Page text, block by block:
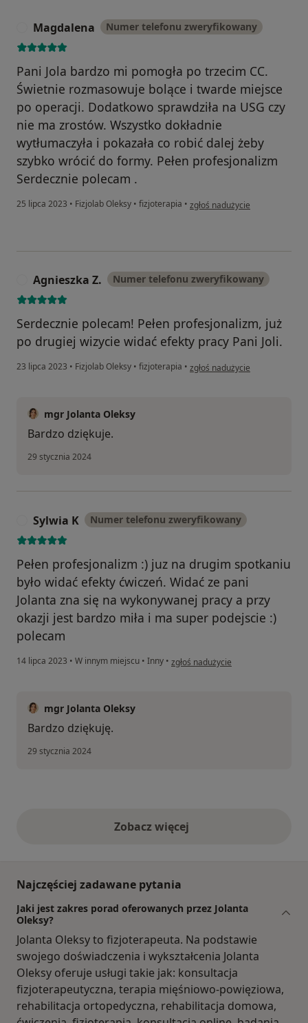
Magdalena Numer telefonu zweryfikowany
Pani Jola bardzo mi pomogła po trzecim CC.
Świetnie rozmasowuje bolące i twarde miejsce
po operacji. Dodatkowo sprawdziła na USG czy
nie ma zrostów. Wszystko dokładnie
wytłumaczyła i pokazała co robić dalej żeby
szybko wrócić do formy. Pełen profesjonalizm
Serdecznie polecam .
25 lipca 2023 • Fizjolab Oleksy • fizjoterapia • w opinii użytkownika
zgłoś nadużycie
Agnieszka Z. Numer telefonu zweryfikowany
Serdecznie polecam! Pełen profesjonalizm, już
po drugiej wizycie widać efekty pracy Pani Joli.
23 lipca 2023 • Fizjolab Oleksy • fizjoterapia • w opinii użytkownika
zgłoś nadużycie
mgr Jolanta Oleksy
Bardzo dziękuje.
29 stycznia 2024
Sylwia K Numer telefonu zweryfikowany
Pełen profesjonalizm :) juz na drugim spotkaniu
było widać efekty ćwiczeń. Widać ze pani
Jolanta zna się na wykonywanej pracy a przy
okazji jest bardzo miła i ma super podejscie :)
polecam
14 lipca 2023 • W innym miejscu • Inny • w opinii użytkownika Sylwia K
zgłoś nadużycie
mgr Jolanta Oleksy
Bardzo dziękuję.
29 stycznia 2024
Zobacz więcejopinie powyżej
Najczęściej zadawane pytania
Jaki jest zakres porad oferowanych przez Jolanta
Oleksy?
Jolanta Oleksy to fizjoterapeuta. Na podstawie
swojego doświadczenia i wykształcenia Jolanta
Oleksy oferuje usługi takie jak: konsultacja
fizjoterapeutyczna, terapia mięśniowo-powięziowa,
rehabilitacja ortopedyczna, rehabilitacja domowa,